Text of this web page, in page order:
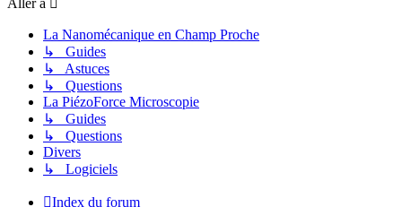
Aller à
La Nanomécanique en Champ Proche
↳ Guides
↳ Astuces
↳ Questions
La PiézoForce Microscopie
↳ Guides
↳ Questions
Divers
↳ Logiciels
Index du forum